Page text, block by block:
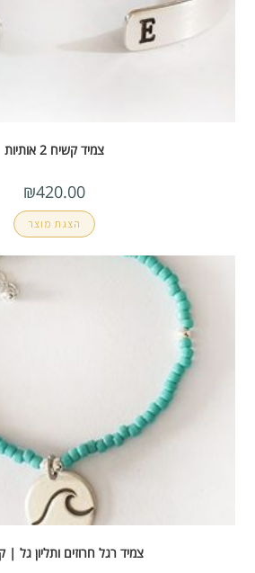
צמיד קשיח 2 אותיות
₪420.00
הצגת מוצר
צמיד רגל חרוזים ותליון גל |